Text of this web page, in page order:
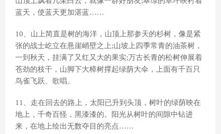
蓝天，使蓝天更加湛蓝……
10、山上简直是树的海洋，山顶上那参天的杉树，像是紧
张的战士屹立在悬崖峭壁之上;山坡上四季常青的油茶树，
一到秋天，挂满了又红又大的果实;万古长青的松树伸展着
苍劲的枝干，山脚下大樟树撑起绿荫大伞，上面有千百只
鸟雀飞跃、歌唱。
11、走在回去的路上，太阳已升到头顶，树叶的绿荫映在
地上，千奇百怪，黑漆漆的。阳光从树叶的间隙中钻进
来，在地上绘出无数夺目的亮点……